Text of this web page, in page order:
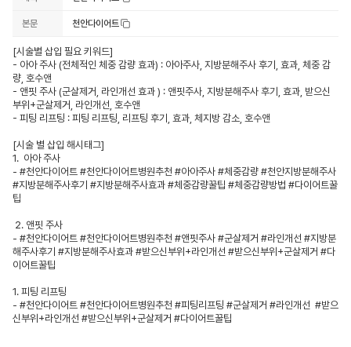
본문 천안다이어트
[시술별 삽입 필요 키워드]
- 아아 주사 (전체적인 체중 감량 효과) : 아아주사, 지방분해주사 후기, 효과, 체중 감
량, 호수앤
- 앤핏 주사 (군살제거, 라인개선 효과 ) : 앤핏주사, 지방분해주사 후기, 효과, 받으신
부위+군살제거, 라인개선, 호수앤
- 피팅 리프팅 : 피팅 리프팅, 리프팅 후기, 효과, 체지방 감소, 호수앤
[시술 별 삽입 해시태그]
1.  아아 주사
- #천안다이어트 #천안다이어트병원추천 #아아주사 #체중감량 #천안지방분해주사
#지방분해주사후기 #지방분해주사효과 #체중감량꿀팁 #체중감량방법 #다이어트꿀
팁
- #천안다이어트 #천안다이어트병원추천 #앤핏주사 #군살제거 #라인개선 #지방분
해주사후기 #지방분해주사효과 #받으신부위+라인개선 #받으신부위+군살제거 #다
이어트꿀팁
1. 피팅 리프팅
- #천안다이어트 #천안다이어트병원추천 #피팅리프팅 #군살제거 #라인개선  #받으
신부위+라인개선 #받으신부위+군살제거 #다이어트꿀팁